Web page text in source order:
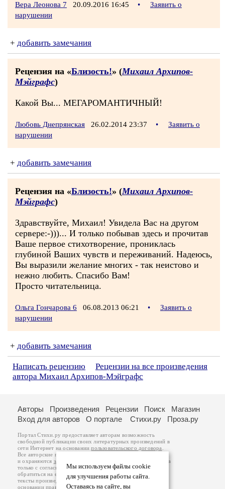
Вера Леонова 7 20.09.2016 16:45 •
Заявить о
нарушении
+ добавить замечания
Рецензия на «Близость!» (Михаил Архипов-
Мэйграфс)
Какой Вы... МЕГАРОМАНТИЧНЫЙ!
Любовь Днепрянская 26.02.2014 23:37 •
Заявить о
нарушении
+ добавить замечания
Рецензия на «Близость!» (Михаил Архипов-
Мэйграфс)
Здравствуйте, Михаил! Увидела Вас на другом
сервере:-)))... И только побывав здесь и прочитав
Ваше первое стихотворение, прониклась
глубиной Ваших чувств и переживаний. Надеюсь,
Вы выразили желание многих - так неистово и
нежно любить. Спасибо Вам!
Просто читательница.
Ольга Гончарова 6 06.08.2013 06:21 •
Заявить о
нарушении
+ добавить замечания
Написать рецензию
Рецензии на все произведения
автора Михаил Архипов-Мэйграфс
Мы используем файлы cookie
для улучшения работы сайта.
Оставаясь на сайте, вы
Авторы Произведения Рецензии Поиск
Магазин
Вход для авторов
О портале Стихи.ру Проза.ру
Портал Стихи.ру предоставляет авторам возможность
свободной публикации своих литературных произведений в
сети Интернет на основаниипользовательского договора
Все авторские права на произведения принадлежат авторам
и охраняются законом
. Перепечатка произведений возможна
только с согласия его автора, к которому вы можете
обратиться на его авторской странице. Ответственность за
тексты произведений авторы несут самостоятельно на
основанииправил публикацииизаконодательства